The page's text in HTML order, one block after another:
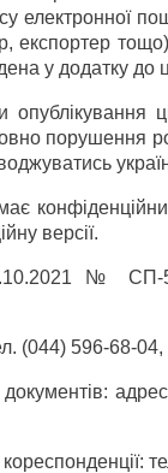
експортер
у додатку до
порушення
версії.
№ СП-
(044) 596-68-
документів: